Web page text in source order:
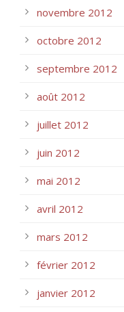
novembre 2012
octobre 2012
septembre 2012
août 2012
juillet 2012
juin 2012
mai 2012
avril 2012
mars 2012
février 2012
janvier 2012